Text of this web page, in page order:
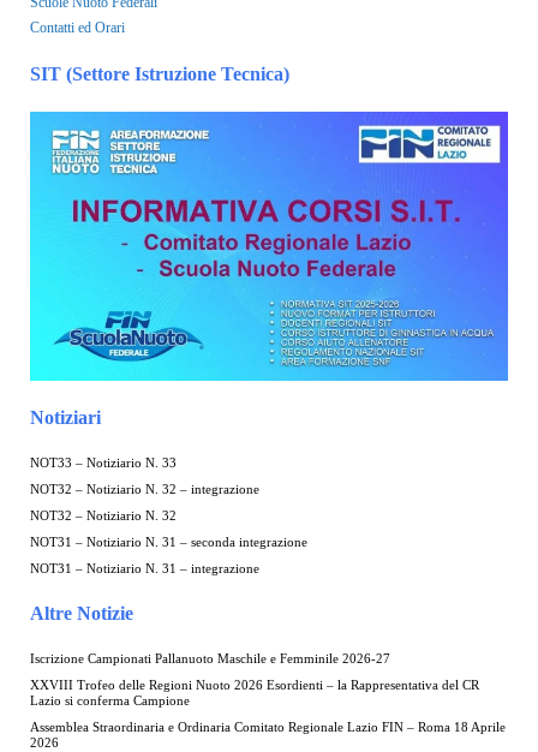
Contatti ed Orari
SIT (Settore Istruzione Tecnica)
Notiziari
NOT33 – Notiziario N. 33
NOT32 – Notiziario N. 32 – integrazione
NOT32 – Notiziario N. 32
NOT31 – Notiziario N. 31 – seconda integrazione
NOT31 – Notiziario N. 31 – integrazione
Altre Notizie
Iscrizione Campionati Pallanuoto Maschile e Femminile 2026-27
XXVIII Trofeo delle Regioni Nuoto 2026 Esordienti – la Rappresentativa del CR
Lazio si conferma Campione
Assemblea Straordinaria e Ordinaria Comitato Regionale Lazio FIN – Roma 18 Aprile
2026